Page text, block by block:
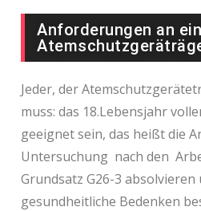
Anforderungen an
Jeder, der
muss: das 18.Lebensjahr
geeignet sein, das heißt die
Untersuchung nach den
Grundsatz G26-3 absolvieren
gesundheitliche Bedenken